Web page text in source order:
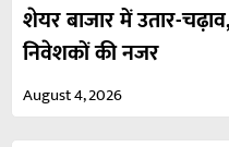
शेयर बाजार में उतार-
निवेशकों की नजर
August 4, 2026